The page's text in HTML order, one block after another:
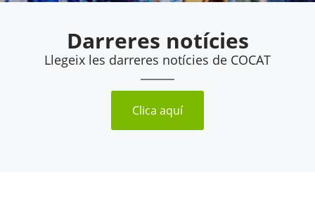
Darreres notícies
Llegeix les darreres notícies de COCAT
Clica aquí